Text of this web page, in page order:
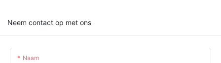
Neem contact op met ons
Naam